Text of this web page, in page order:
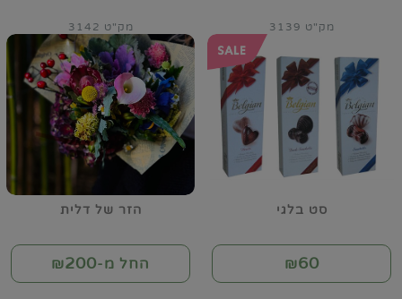
סט בלגי
מק"ט 3139
₪60
הזר של דלית
מק"ט 3142
החל מ-₪200